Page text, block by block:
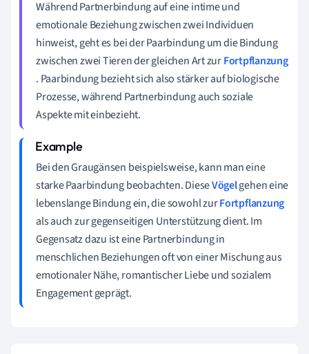
Während Partnerbindung auf eine intime und
emotionale Beziehung zwischen zwei Individuen
hinweist, geht es bei der Paarbindung um die Bindung
zwischen zwei Tieren der gleichen Art zurFortpflanzung
. Paarbindung bezieht sich also stärker auf biologische
Prozesse, während Partnerbindung auch soziale
Aspekte mit einbezieht.
Bei den Graugänsen beispielsweise, kann man eine
starke Paarbindung beobachten. DieseVögelgehen eine
lebenslange Bindung ein, die sowohl zurFortpflanzung
als auch zur gegenseitigen Unterstützung dient. Im
Gegensatz dazu ist eine Partnerbindung in
menschlichen Beziehungen oft von einer Mischung aus
emotionaler Nähe, romantischer Liebe und sozialem
Engagement geprägt.